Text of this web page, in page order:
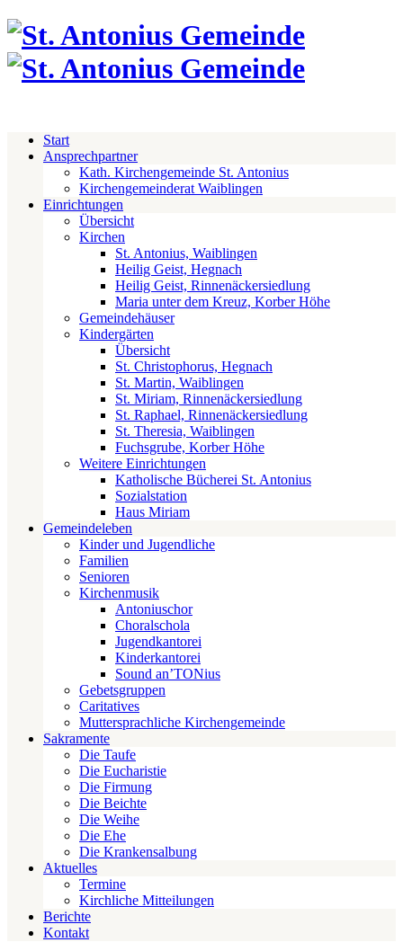
Start
Ansprechpartner
Kath. Kirchengemeinde St. Antonius
Kirchengemeinderat Waiblingen
Einrichtungen
Übersicht
Kirchen
St. Antonius, Waiblingen
Heilig Geist, Hegnach
Heilig Geist, Rinnenäckersiedlung
Maria unter dem Kreuz, Korber Höhe
Gemeindehäuser
Kindergärten
Übersicht
St. Christophorus, Hegnach
St. Martin, Waiblingen
St. Miriam, Rinnenäckersiedlung
St. Raphael, Rinnenäckersiedlung
St. Theresia, Waiblingen
Fuchsgrube, Korber Höhe
Weitere Einrichtungen
Katholische Bücherei St. Antonius
Sozialstation
Haus Miriam
Gemeindeleben
Kinder und Jugendliche
Familien
Senioren
Kirchenmusik
Antoniuschor
Choralschola
Jugendkantorei
Kinderkantorei
Sound an’TONius
Gebetsgruppen
Caritatives
Muttersprachliche Kirchengemeinde
Sakramente
Die Taufe
Die Eucharistie
Die Firmung
Die Beichte
Die Weihe
Die Ehe
Die Krankensalbung
Aktuelles
Termine
Kirchliche Mitteilungen
Berichte
Kontakt